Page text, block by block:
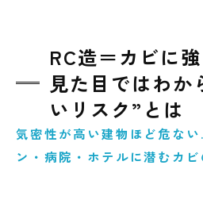
RC造＝カビに
見た目ではわか
いリスク”とは
気密性が高い建物ほど危な
ン・病院・ホテルに潜むカ